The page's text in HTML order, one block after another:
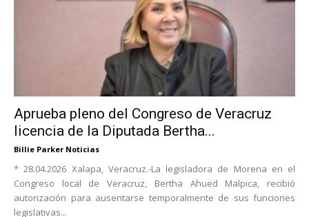
Aprueba pleno del Congreso de Veracruz
licencia de la Diputada Bertha...
Billie Parker Noticias
* 28.04.2026 Xalapa, Veracruz.-La legisladora de Morena en el
Congreso local de Veracruz, Bertha Ahued Malpica, recibió
autorización para ausentarse temporalmente de sus funciones
legislativas...